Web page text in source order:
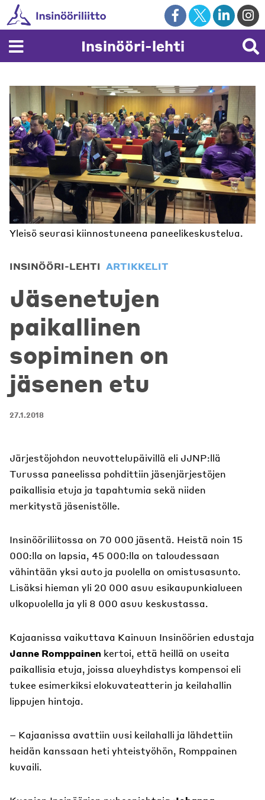
Skip
to
content
Insinööri-lehti
Yleisö seurasi kiinnostuneena paneelikeskustelua.
INSINÖÖRI-LEHTI ARTIKKELIT
Jäsenetujen
paikallinen
sopiminen on
jäsenen etu
27.1.2018
Järjestöjohdon neuvottelupäivillä eli JJNP:llä
Turussa paneelissa pohdittiin jäsenjärjestöjen
paikallisia etuja ja tapahtumia sekä niiden
merkitystä jäsenistölle.
Insinööriliitossa on 70 000 jäsentä. Heistä noin 15
000:lla on lapsia, 45 000:lla on taloudessaan
vähintään yksi auto ja puolella on omistusasunto.
Lisäksi hieman yli 20 000 asuu esikaupunkialueen
ulkopuolella ja yli 8 000 asuu keskustassa.
Kajaanissa vaikuttava Kainuun Insinöörien edustaja
Janne Romppainen kertoi, että heillä on useita
paikallisia etuja, joissa alueyhdistys kompensoi eli
tukee esimerkiksi elokuvateatterin ja keilahallin
lippujen hintoja.
– Kajaanissa avattiin uusi keilahalli ja lähdettiin
heidän kanssaan heti yhteistyöhön, Romppainen
kuvaili.